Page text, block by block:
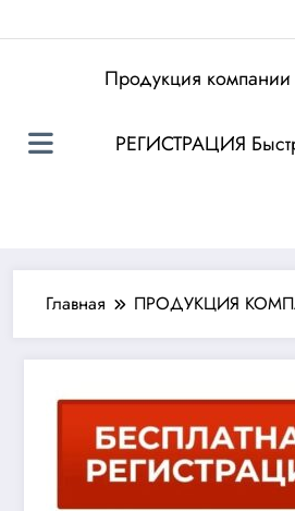
Продукция компании
РЕГИСТРАЦИЯ
Главная ПРОДУКЦИЯ